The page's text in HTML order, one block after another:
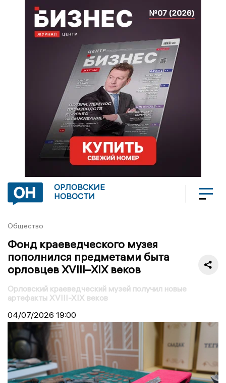
ОРЛОВСКИЕ
НОВОСТИ
Общество
Фонд краеведческого музея
пополнился предметами быта
орловцев XVIII–XIX веков
Орловский краеведческий музей получил новые
артефакты XVIII-XIX веков
04/07/2026 19:00